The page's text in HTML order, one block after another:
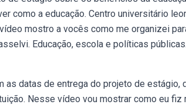
como a educação. Centro universitário
mostro a vocês como me organizei
Educação, escola e políticas
as datas de entrega do projeto de
Nesse vídeo vou mostrar como eu fiz